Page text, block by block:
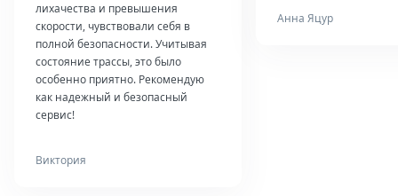
лихачества и превышения
скорости, чувствовали себя в
полной безопасности. Учитывая
состояние трассы, это было
особенно приятно. Рекомендую
как надежный и безопасный
сервис!
Виктория
Анна Яцур